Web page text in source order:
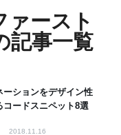
ァースト
記事一覧
ーションをデザイン性
コードスニペット8選
2018.11.16